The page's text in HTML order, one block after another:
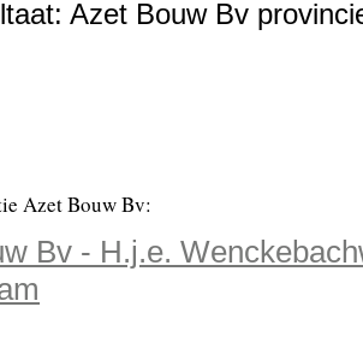
Azet Bouw Bv
Azet Bouw Bv:
Bv - H.j.e.